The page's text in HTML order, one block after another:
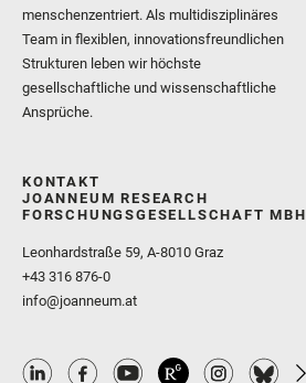
menschenzentriert. Als multidisziplinäres
Team in flexiblen, innovationsfreundlichen
Strukturen leben wir höchste
gesellschaftliche und wissenschaftliche
Ansprüche.
KONTAKT
JOANNEUM RESEARCH
FORSCHUNGSGESELLSCHAFT MBH
Leonhardstraße 59, A-8010 Graz
+43 316 876-0
info@joanneum.at